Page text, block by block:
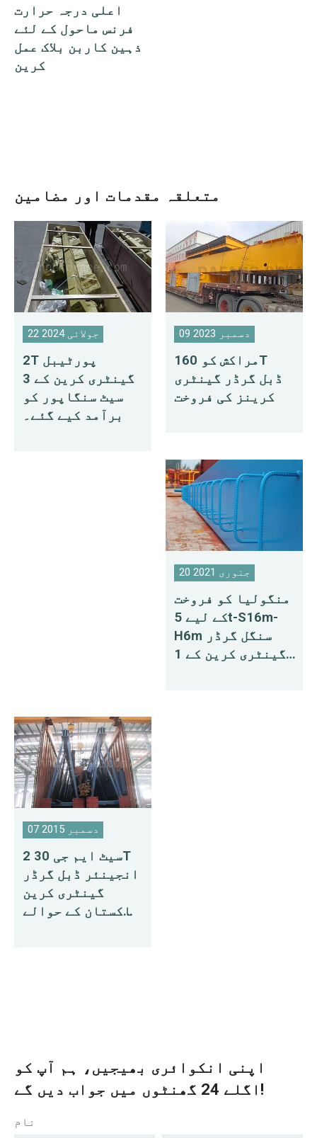
اعلی درجہ حرارت
فرنس ماحول کے لئے
ذہین کاربن بلاک عمل
کرین
متعلقہ مقدمات اور مضامین
22 جولائی 2024
2T پورٹیبل
گینٹری کرین کے 3
سیٹ سنگاپور کو
برآمد کیے گئے۔
09 دسمبر 2023
مراکش کو 160T
ڈبل گرڈر گینٹری
کرینز کی فروخت
20 جنوری 2021
منگولیا کو فروخت
کے لیے 5t-S16m-
H6m سنگل گرڈر
گینٹری کرین کے 1
07 دسمبر 2015
2 سیٹ ایم جی 30T
انجینئر ڈبل گرڈر
گینٹری کرین
پاکستان کے حوالے
اپنی انکوائری بھیجیں، ہم آپ کو
اگلے 24 گھنٹوں میں جواب دیں گے!
نام